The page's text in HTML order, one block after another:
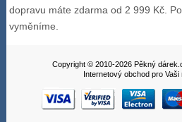
dopravu máte zdarma od 2 999 Kč.
vyměníme.
Copyright © 2010-2026 Pěkný
Internetový obchod pro Vaši